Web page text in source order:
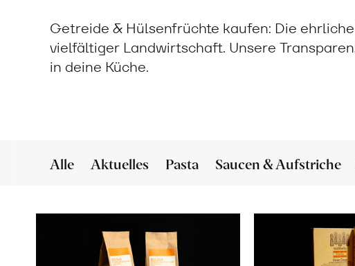
Getreide & Hülsenfrüchte kaufen: Die
vielfältiger Landwirtschaft. Unsere
in deine Küche.
Alle Aktuelles Pasta Saucen & Aufstriche